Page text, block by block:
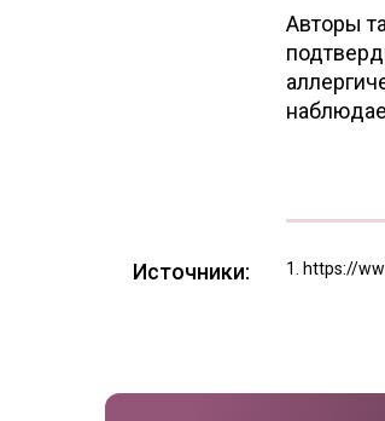
Авторы
Источники: https://